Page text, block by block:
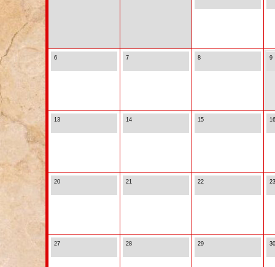
6 7 8 9
13 14 15 16
20 21 22 23
27 28 29 30